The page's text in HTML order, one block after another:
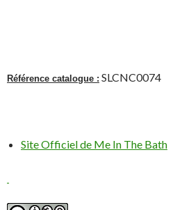
Référence catalogue : SLCNC0074
Site Officiel de Me In The Bath